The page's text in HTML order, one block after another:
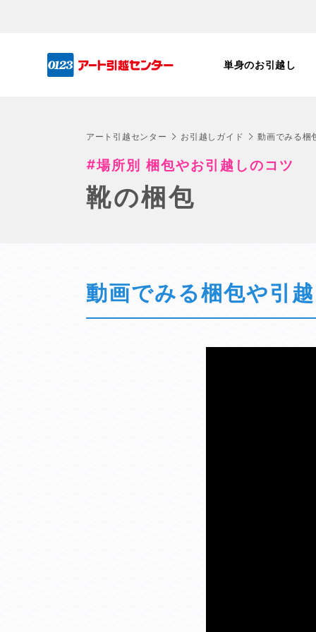
単身のお引越し
アート引越センター お引越しガイド 動画でみる梱
場所別 梱包やお引越しのコツ
靴の梱包
動画でみる梱包や引